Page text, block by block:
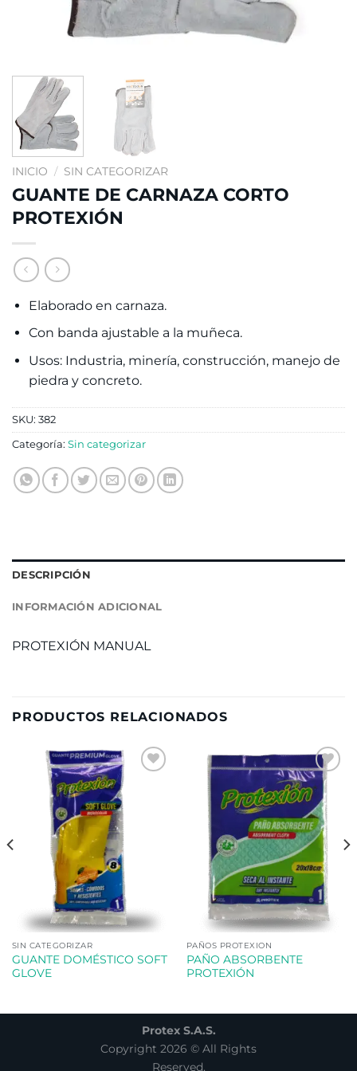
INICIO / SIN CATEGORIZAR
GUANTE DE CARNAZA CORTO
PROTEXIÓN
Elaborado en carnaza.
Con banda ajustable a la muñeca.
Usos: Industria, minería, construcción, manejo de
piedra y concreto.
SKU: 382
Categoría: Sin categorizar
DESCRIPCIÓN
INFORMACIÓN ADICIONAL
PROTEXIÓN MANUAL
PRODUCTOS RELACIONADOS
SIN CATEGORIZAR
GUANTE DOMÉSTICO SOFT
GLOVE
Añadir
a la
lista de
deseos
PAÑOS PROTEXION
PAÑO ABSORBENTE
PROTEXIÓN
Protex S.A.S.
Copyright 2026 © All Rights
Reserved.